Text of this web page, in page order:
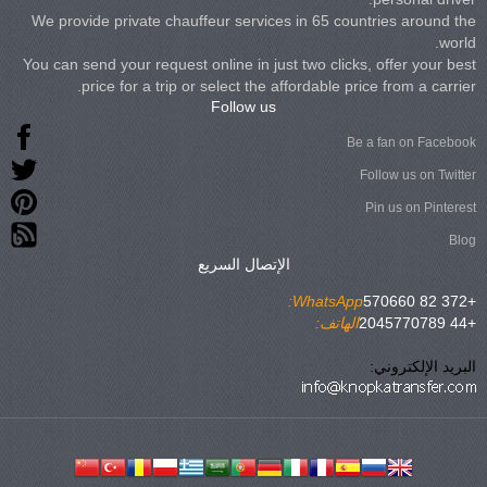
We provide private chauffeur services in 65 countries around the
world.
You can send your request online in just two clicks, offer your best
price for a trip or select the affordable price from a carrier.
Follow us
Be a fan on Facebook
Follow us on Twitter
Pin us on Pinterest
Blog
الإتصال السريع
WhatsApp:
+372 82 570660
الهاتف:
+44 2045770789
البريد الإلكتروني: